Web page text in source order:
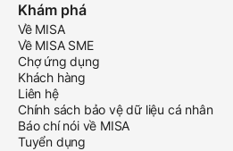
Khám phá
Về MISA
Về MISA SME
Chợ ứng dụng
Khách hàng
Liên hệ
Chính sách bảo vệ dữ liệu cá nhân
Báo chí nói về MISA
Tuyển dụng